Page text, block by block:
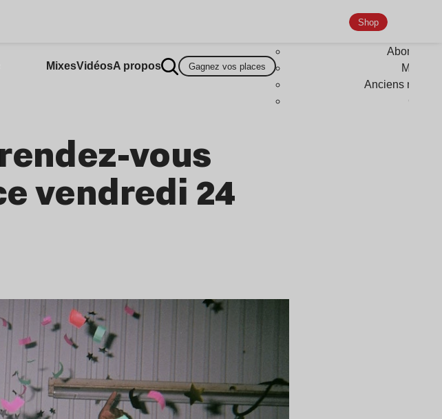
MixesVidéosA propos Gagnez vos places
Shop
Anciens
vous
vendredi 24